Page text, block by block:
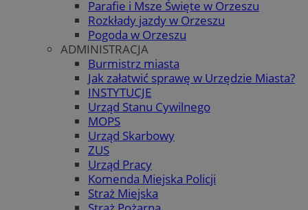
Parafie i Msze Święte w Orzeszu
Rozkłady jazdy w Orzeszu
Pogoda w Orzeszu
ADMINISTRACJA
Burmistrz miasta
Jak załatwić sprawę w Urzędzie Miasta?
INSTYTUCJE
Urząd Stanu Cywilnego
MOPS
Urząd Skarbowy
ZUS
Urząd Pracy
Komenda Miejska Policji
Straż Miejska